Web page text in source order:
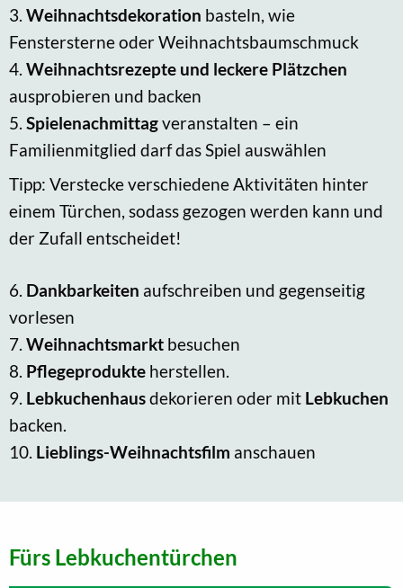
3. Weihnachtsdekoration basteln, wie
Fenstersterne oder Weihnachtsbaumschmuck
4. Weihnachtsrezepte und leckere Plätzchen
ausprobieren und backen
5. Spielenachmittagveranstalten – ein
Familienmitglied darf das Spiel auswählen
Tipp: Verstecke verschiedene Aktivitäten hinter
einem Türchen, sodass gezogen werden kann und
der Zufall entscheidet!
6. Dankbarkeiten aufschreiben und gegenseitig
vorlesen
7. Weihnachtsmarkt besuchen
8. Pflegeprodukte herstellen.
9. Lebkuchenhausdekorieren oder mit Lebkuchen
backen.
10. Lieblings-Weihnachtsfilm anschauen
Fürs Lebkuchentürchen